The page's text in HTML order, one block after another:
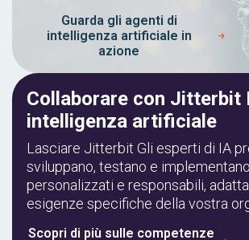
Guarda gli agenti di
intelligenza artificiale in
azione
Collaborare con Jitterbit
intelligenza artificiale
Lasciare Jitterbit Gli esperti di IA
sviluppano, testano e
personalizzati e responsabili,
esigenze specifiche della vostra
Scopri di più sulle competenze